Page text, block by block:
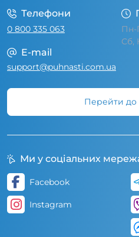
Телефони
0 800 335 063
Пн-
Сб,
E-mail
support@puhnasti.com.ua
Перейти до
Ми у соціальних
Facebook
Instagram